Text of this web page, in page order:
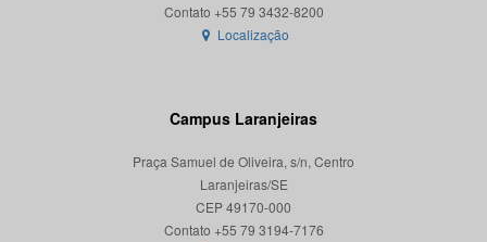
Localização
Campus Laranjeiras
Praça Samuel de Oliveira, s/n, Centro
Laranjeiras/SE
CEP 49170-000